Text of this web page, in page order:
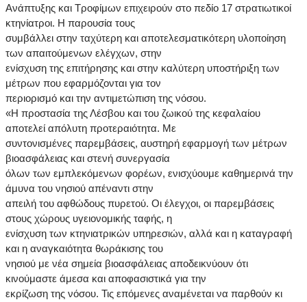
Ανάπτυξης και Τροφίμων επιχειρούν στο πεδίο 17 στρατιωτικοί
κτηνίατροι. Η παρουσία τους
συμβάλλει στην ταχύτερη και αποτελεσματικότερη υλοποίηση
των απαιτούμενων ελέγχων, στην
ενίσχυση της επιτήρησης και στην καλύτερη υποστήριξη των
μέτρων που εφαρμόζονται για τον
περιορισμό και την αντιμετώπιση της νόσου.
«Η προστασία της Λέσβου και του ζωικού της κεφαλαίου
αποτελεί απόλυτη προτεραιότητα. Με
συντονισμένες παρεμβάσεις, αυστηρή εφαρμογή των μέτρων
βιοασφάλειας και στενή συνεργασία
όλων των εμπλεκόμενων φορέων, ενισχύουμε καθημερινά την
άμυνα του νησιού απέναντι στην
απειλή του αφθώδους πυρετού. Οι έλεγχοι, οι παρεμβάσεις
στους χώρους υγειονομικής ταφής, η
ενίσχυση των κτηνιατρικών υπηρεσιών, αλλά και η καταγραφή
και η αναγκαιότητα θωράκισης του
νησιού με νέα σημεία βιοασφάλειας αποδεικνύουν ότι
κινούμαστε άμεσα και αποφασιστικά για την
εκρίζωση της νόσου. Τις επόμενες αναμένεται να παρθούν κι